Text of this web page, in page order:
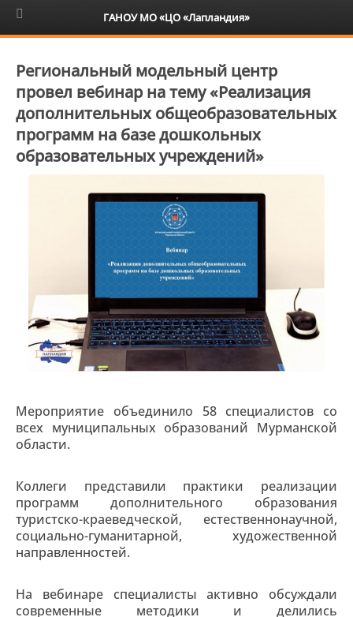
6+
Региональный модельный центр
провел вебинар на тему «Реализация
дополнительных общеобразовательных
программ на базе дошкольных
образовательных учреждений»
Мероприятие объединило 58 специалистов со
всех муниципальных образований Мурманской
области.
Коллеги представили практики реализации
программ дополнительного образования
туристско-краеведческой, естественнонаучной,
социально-гуманитарной, художественной
направленностей.
На вебинаре специалисты активно обсуждали
современные методики и делились
ГАНОУ МО «ЦО «Лапландия»